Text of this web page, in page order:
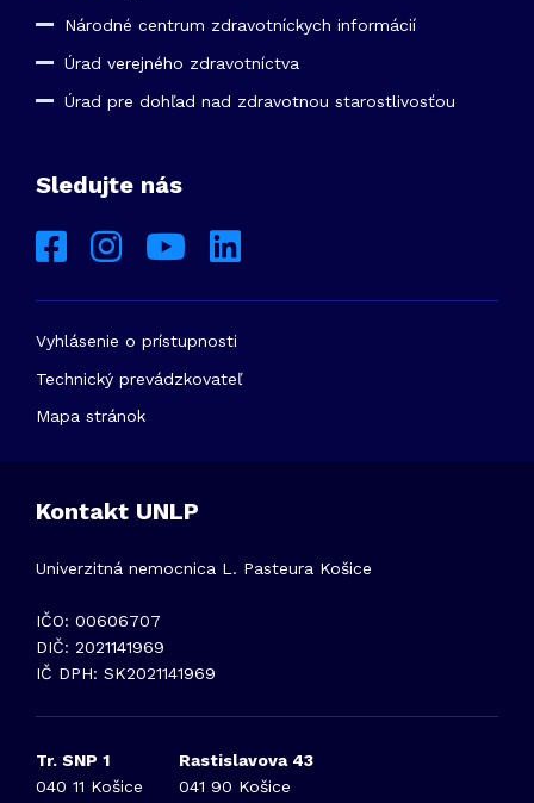
Národné centrum zdravotníckych informácií
Úrad verejného zdravotníctva
Úrad pre dohľad nad zdravotnou starostlivosťou
Sledujte nás
Vyhlásenie o prístupnosti
Technický prevádzkovateľ
Mapa stránok
Kontakt UNLP
Univerzitná nemocnica L. Pasteura Košice
IČO: 00606707
DIČ: 2021141969
IČ DPH: SK2021141969
Tr. SNP 1
040 11 Košice
Rastislavova 43
041 90 Košice